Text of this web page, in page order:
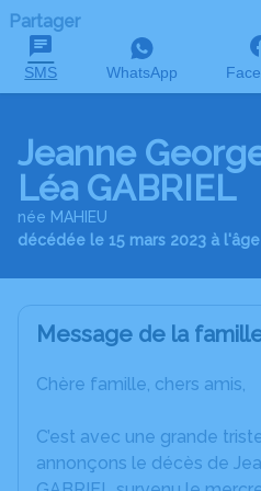
Partager
SMS WhatsApp
Jeanne
Léa GABRIEL
née MAHIEU
décédée le 15 mars 2023 à
Message de la
Chère famille, chers amis,
C’est avec une grande
annonçons le décès de